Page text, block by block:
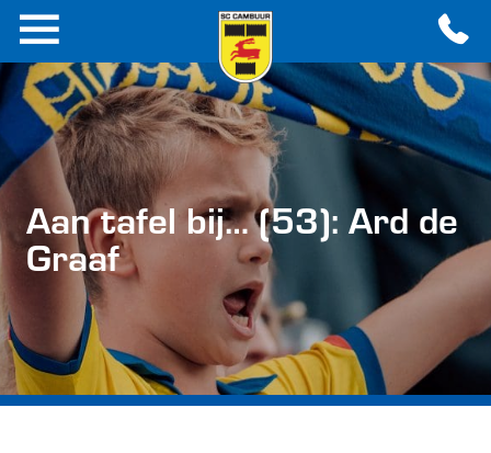
Aan tafel bij… (53): Ard de
Graaf